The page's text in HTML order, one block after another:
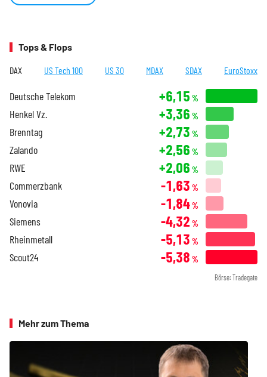
Tops & Flops
DAX US Tech 100 US 30 MDAX SDAX EuroStoxx
Deutsche Telekom +6,15 %
Henkel Vz. +3,36 %
Brenntag +2,73 %
Zalando +2,56 %
RWE +2,06 %
Commerzbank -1,63 %
Vonovia -1,84%
Siemens -4,32 %
Rheinmetall -5,13 %
Scout24 -5,38 %
Börse: Tradegate
Mehr zum Thema